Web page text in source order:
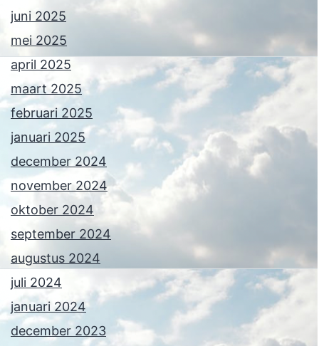
juni 2025
mei 2025
april 2025
maart 2025
februari 2025
januari 2025
december 2024
november 2024
oktober 2024
september 2024
augustus 2024
juli 2024
januari 2024
december 2023